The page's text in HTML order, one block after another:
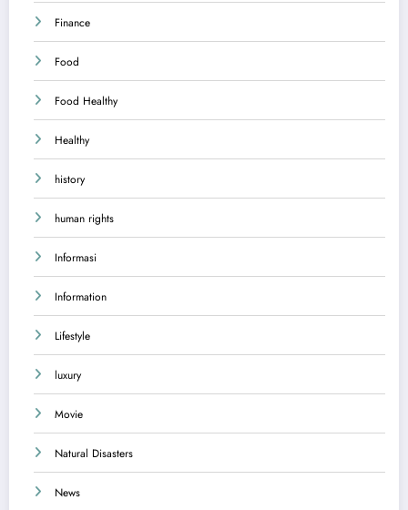
Finance
Food
Food Healthy
Healthy
history
human rights
Informasi
Information
Lifestyle
luxury
Movie
Natural Disasters
News